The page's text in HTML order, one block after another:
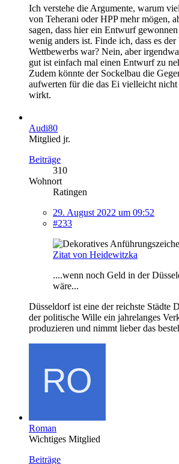
Ich verstehe die Argumente, warum
von Teherani oder HPP mehr mögen,
sagen, dass hier ein Entwurf
wenig anders ist. Finde ich, dass es
Wettbewerbs war? Nein, aber
gut ist einfach mal einen Entwurf zu
Zudem könnte der Sockelbau die
aufwerten für die das Ei vielleicht
wirkt.
Audi80
Mitglied jr.
Beiträge
310
Wohnort
Ratingen
29. August 2022 um 09:52
#233
Zitat von Heidewitzka
....wenn noch Geld in der
wäre...
Düsseldorf ist eine der reichste Städte
der politische Wille ein jahrelanges
produzieren und nimmt lieber das
Roman
Wichtiges Mitglied
Beiträge